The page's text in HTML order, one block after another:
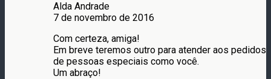
Alda Andrade
7 de novembro de 2016
Com certeza, amiga!
Em breve teremos outro para atender aos pedidos
de pessoas especiais como você.
Um abraço!